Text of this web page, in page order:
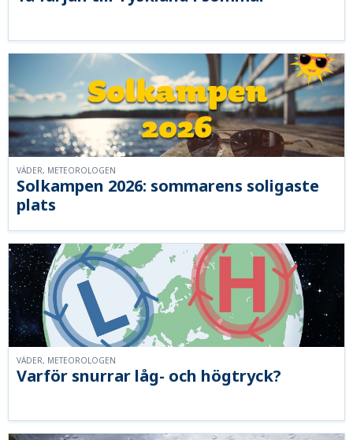
Solkampen 2026: sommarens soligaste
plats
VÄDER, METEOROLOGEN
Varför snurrar låg- och högtryck?
VÄDER, METEOROLOGEN